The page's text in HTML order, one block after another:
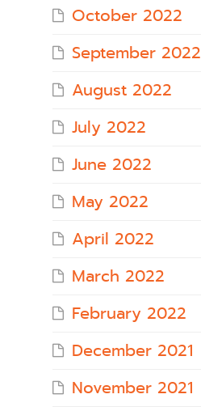
October 2022
September 2022
August 2022
July 2022
June 2022
May 2022
April 2022
March 2022
February 2022
December 2021
November 2021